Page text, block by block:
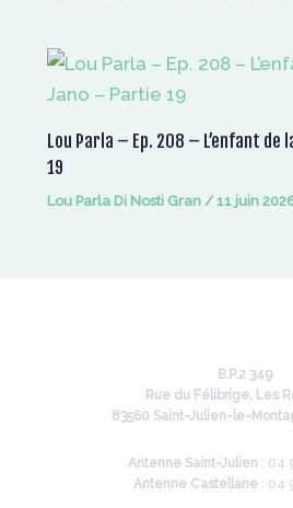
Lou Parla – Ep. 208 – L’enfant
19
Lou Parla Di Nosti Gran/11 juin
B.P.2 349
Rue du Félibrige, Les
83560 Saint-Julien-le-
Antenne Saint-Julien : 04
Antenne Castellane : 04